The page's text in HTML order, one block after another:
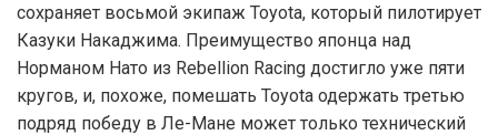
сохраняет восьмой экипаж Toyota, который пилотирует
Казуки Накаджима. Преимущество японца над
Норманом Нато из Rebellion Racing достигло уже пяти
кругов, и, похоже, помешать Toyota одержать третью
подряд победу в Ле-Мане может только технический